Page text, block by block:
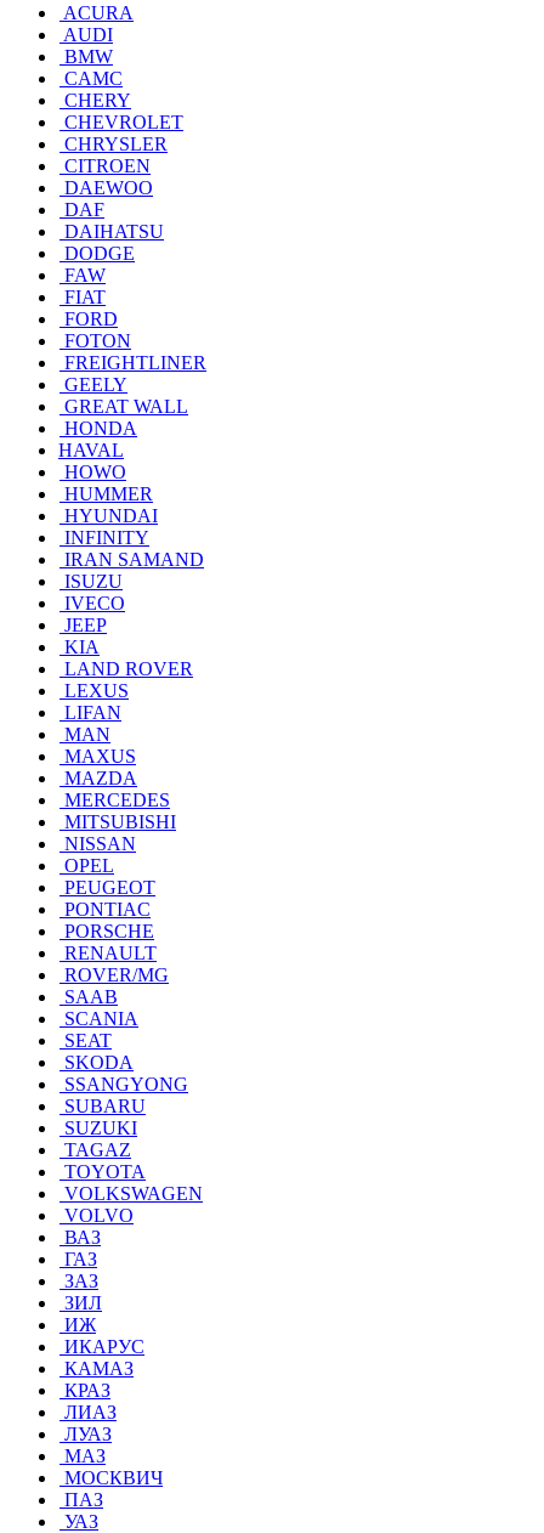
ACURA
AUDI
BMW
CAMC
CHERY
CHEVROLET
CHRYSLER
CITROEN
DAEWOO
DAF
DAIHATSU
DODGE
FAW
FIAT
FORD
FOTON
FREIGHTLINER
GEELY
GREAT WALL
HONDA
HAVAL
HOWO
HUMMER
HYUNDAI
INFINITY
IRAN SAMAND
ISUZU
IVECO
JEEP
KIA
LAND ROVER
LEXUS
LIFAN
MAN
MAXUS
MAZDA
MERCEDES
MITSUBISHI
NISSAN
OPEL
PEUGEOT
PONTIAC
PORSCHE
RENAULT
ROVER/MG
SAAB
SCANIA
SEAT
SKODA
SSANGYONG
SUBARU
SUZUKI
TAGAZ
TOYOTA
VOLKSWAGEN
VOLVO
ВАЗ
ГАЗ
ЗАЗ
ЗИЛ
ИЖ
ИКАРУС
КАМАЗ
КРАЗ
ЛИАЗ
ЛУАЗ
МАЗ
МОСКВИЧ
ПАЗ
УАЗ